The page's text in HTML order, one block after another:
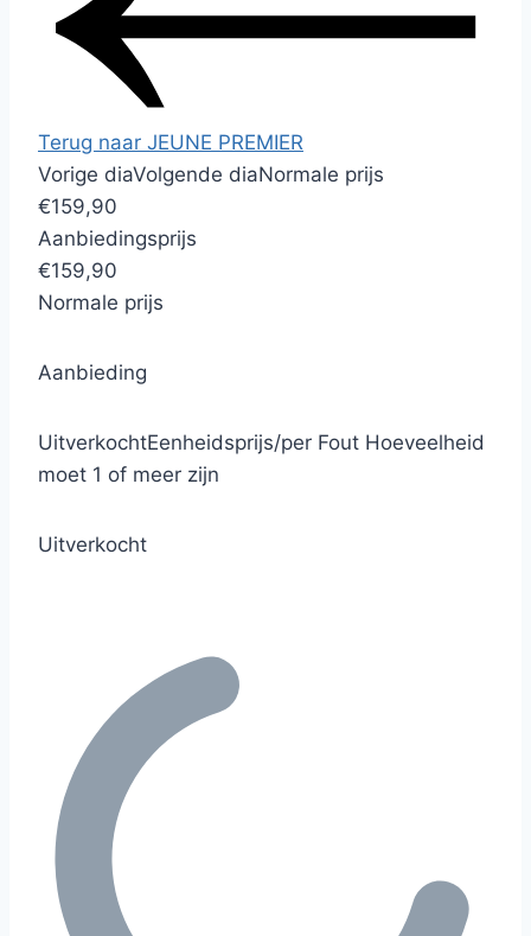
Terug naar JEUNE PREMIER
Vorige diaVolgende diaNormale prijs
€159,90
Aanbiedingsprijs
€159,90
Normale prijs
Aanbieding
UitverkochtEenheidsprijs/per Fout Hoeveelheid
moet 1 of meer zijn
Uitverkocht